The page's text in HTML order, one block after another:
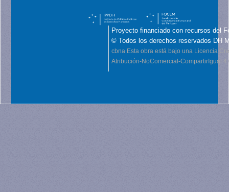
Proyecto financiado con recursos del
© Todos los derechos reservados DH
cbna Esta obra está bajo una Licencia
Atribución-NoComercial-CompartirIgual